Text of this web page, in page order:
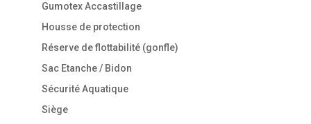
Gumotex Accastillage
Housse de protection
Réserve de flottabilité (gonfle)
Sac Etanche / Bidon
Sécurité Aquatique
Siège